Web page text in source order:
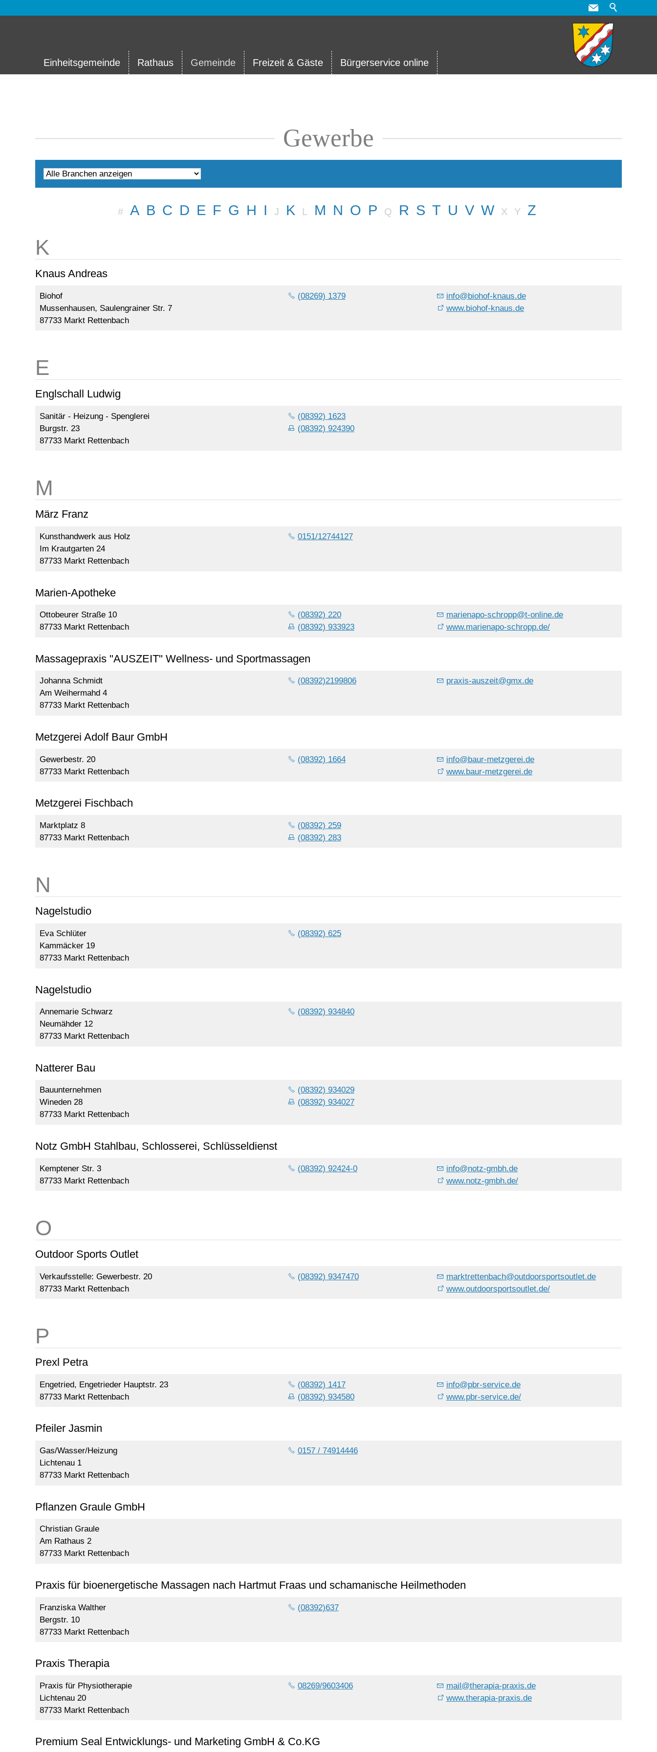
Einheitsgemeinde Rathaus Gemeinde Freizeit & Gäste Bürgerservice online
Gewerbe
# A B C D E F G H I J K L M N O P Q R S T U V W X Y Z
Knaus Andreas
Biohof
Mussenhausen, Saulengrainer Str. 7
87733 Markt Rettenbach
(08269) 1379 info@biohof-knaus.de
www.biohof-knaus.de
Englschall Ludwig
Sanitär - Heizung - Spenglerei
Burgstr. 23
87733 Markt Rettenbach
(08392) 1623
(08392) 924390
März Franz
Kunsthandwerk aus Holz
Im Krautgarten 24
87733 Markt Rettenbach
0151/12744127
Marien-Apotheke
Ottobeurer Straße 10
87733 Markt Rettenbach
(08392) 220
(08392) 933923
marienapo-schropp@t-online.de
www.marienapo-schropp.de/
Massagepraxis "AUSZEIT" Wellness- und Sportmassagen
Johanna Schmidt
Am Weihermahd 4
87733 Markt Rettenbach
(08392)2199806 praxis-auszeit@gmx.de
Metzgerei Adolf Baur GmbH
Gewerbestr. 20
87733 Markt Rettenbach
(08392) 1664 info@baur-metzgerei.de
www.baur-metzgerei.de
Metzgerei Fischbach
Marktplatz 8
87733 Markt Rettenbach
(08392) 259
(08392) 283
Nagelstudio
Eva Schlüter
Kammäcker 19
87733 Markt Rettenbach
(08392) 625
Nagelstudio
Annemarie Schwarz
Neumähder 12
87733 Markt Rettenbach
(08392) 934840
Natterer Bau
Bauunternehmen
Wineden 28
87733 Markt Rettenbach
(08392) 934029
(08392) 934027
Notz GmbH Stahlbau, Schlosserei, Schlüsseldienst
Kemptener Str. 3
87733 Markt Rettenbach
(08392) 92424-0 info@notz-gmbh.de
www.notz-gmbh.de/
Outdoor Sports Outlet
Verkaufsstelle: Gewerbestr. 20
87733 Markt Rettenbach
(08392) 9347470 marktrettenbach@outdoorsportsoutlet.de
www.outdoorsportsoutlet.de/
Prexl Petra
Engetried, Engetrieder Hauptstr. 23
87733 Markt Rettenbach
(08392) 1417
(08392) 934580
info@pbr-service.de
www.pbr-service.de/
Pfeiler Jasmin
Gas/Wasser/Heizung
Lichtenau 1
87733 Markt Rettenbach
0157 / 74914446
Pflanzen Graule GmbH
Christian Graule
Am Rathaus 2
87733 Markt Rettenbach
Praxis für bioenergetische Massagen nach Hartmut Fraas und schamanische Heilmethoden
Franziska Walther
Bergstr. 10
87733 Markt Rettenbach
(08392)637
Praxis Therapia
Praxis für Physiotherapie
Lichtenau 20
87733 Markt Rettenbach
08269/9603406 mail@therapia-praxis.de
www.therapia-praxis.de
Premium Seal Entwicklungs- und Marketing GmbH & Co.KG